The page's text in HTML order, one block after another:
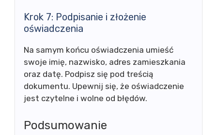
Krok 7: Podpisanie i złożenie
oświadczenia
Na samym końcu oświadczenia umieść
swoje imię, nazwisko, adres zamieszkania
oraz datę. Podpisz się pod treścią
dokumentu. Upewnij się, że oświadczenie
jest czytelne i wolne od błędów.
Podsumowanie